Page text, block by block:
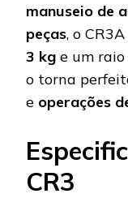
manuseio de
peças, o
3 kg e um
o torna
e operações
CR3